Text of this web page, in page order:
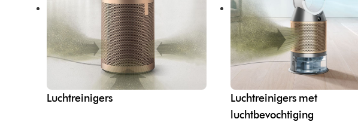
Luchtreinigers
Luchtreinigers met
luchtbevochtiging